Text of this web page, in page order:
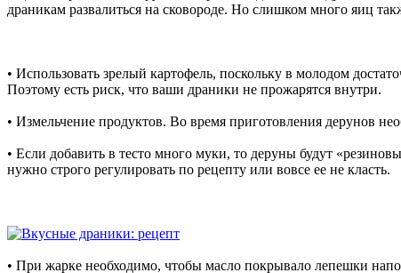
драникам развалиться на сковороде. Но слишком много яиц
• Использовать зрелый картофель, поскольку в молодом
Поэтому есть риск, что ваши драники не прожарятся внутри.
• Измельчение продуктов. Во время приготовления дерунов
• Если добавить в тесто много муки, то деруны будут
нужно строго регулировать по рецепту или вовсе ее не класть.
• При жарке необходимо, чтобы масло покрывало лепешки